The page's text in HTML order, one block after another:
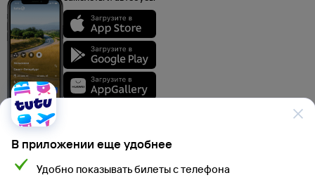
В приложении еще удобнее
Удобно показывать билеты с телефона